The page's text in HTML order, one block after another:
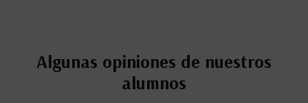
Algunas opiniones de nuestros
alumnos